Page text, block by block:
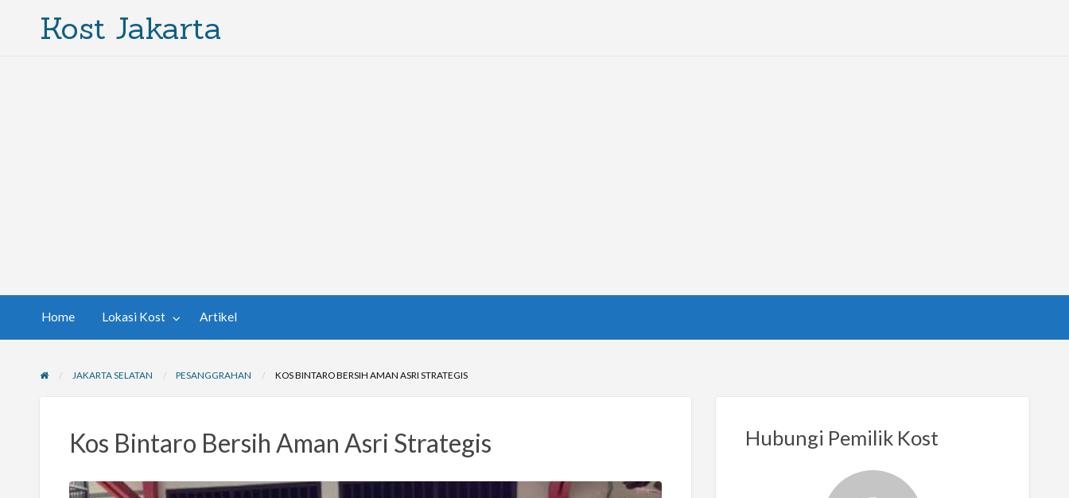
Kost Jakarta
Home Lokasi Kost Artikel
JAKARTA SELATAN PESANGGRAHAN KOS BINTARO BERSIH AMAN ASRI STRATEGIS
Kos Bintaro Bersih Aman Asri Strategis Hubungi Pemilik Kost